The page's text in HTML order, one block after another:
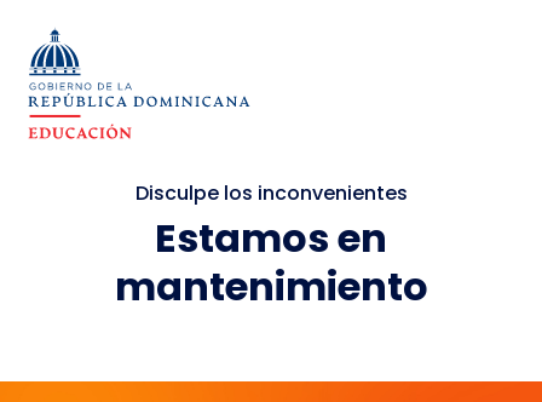
Disculpe los inconvenientes
Estamos en
mantenimiento